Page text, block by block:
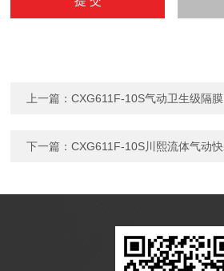
上一篇：CXG611F-10S气动卫生级隔
下一篇：CXG611F-10S川熙流体气动